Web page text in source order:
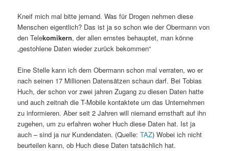
Kneif mich mal bitte jemand. Was für Drogen nehmen diese
Menschen eigentlich? Das ist ja so schon wie der Obermann von
den Telekomikern, der allen ernstes behauptet, man könne
„gestohlene Daten wieder zurück bekommen“
Eine Stelle kann ich dem Obermann schon mal verraten, wo er
nach seinen 17 Millionen Datensätzen schaun darf. Bei Tobias
Huch, der schon vor zwei jahren Zugang zu diesen Daten hatte
und auch zeitnah die T-Mobile kontaktete um das Unternehmen
zu informieren. Aber seit 2 Jahren will niemand ernsthaft auf ihn
zugehen, um zu erfahren woher Huch diese Daten hat. Ist ja
auch – sind ja nur Kundendaten. (Quelle:TAZ) Wobei ich nicht
beurteilen kann, ob Huch diese Daten tatsächlich hat.